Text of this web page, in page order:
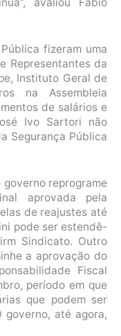
avaliou Fábio
fizeram uma
Representantes da
Instituto Geral de
na Assembleia
de salários e
Ivo Sartori não
Segurança Pública
reprograme
aprovada pela
de reajustes até
pode ser estendê-
Sindicato. Outro
a aprovação do
Fiscal
período em que
que podem ser
governo, até agora,